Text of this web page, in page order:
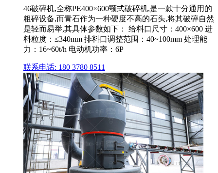
46破碎机,全称PE400×600颚式破碎机,是一款十分通用的
粗碎设备,而青石作为一种硬度不高的石头,将其破碎自然
是轻而易举,其具体参数如下： 给料口尺寸：400×600 进
料粒度：≤340mm 排料口调整范围：40~100mm 处理能
力：16~60t/h 电动机功率：6P
联系电话: 180 3780 8511